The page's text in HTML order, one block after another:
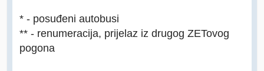
* - posuđeni autobusi
** - renumeracija, prijelaz iz drugog ZETovog
pogona